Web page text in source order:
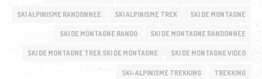
SKI ALPINISME RANDONNEE SKI ALPINISME TREK SKI DE MONTAGNE
SKI DE MONTAGNE RANDO SKI DE MONTAGNE RANDONNEE
SKI DE MONTAGNE TREK SKI DE MONTAGNE SKI DE MONTAGNE VIDEO
SKI-ALPINISME TREKKING TREKKING